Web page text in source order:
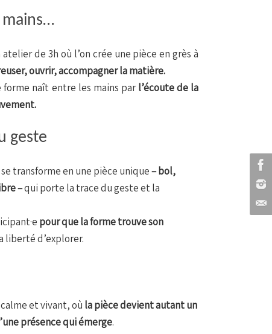
mains…
de 3h où l’on crée une pièce en grès à
ouvrir, accompagner la matière.
naît entre les mains parl’écoute de la
geste
transforme en une pièce unique– bol,
–qui porte la trace du geste et la
pour que la forme trouve son
liberté d’explorer.
et vivant, où la pièce devient autant un
présence qui émerge.